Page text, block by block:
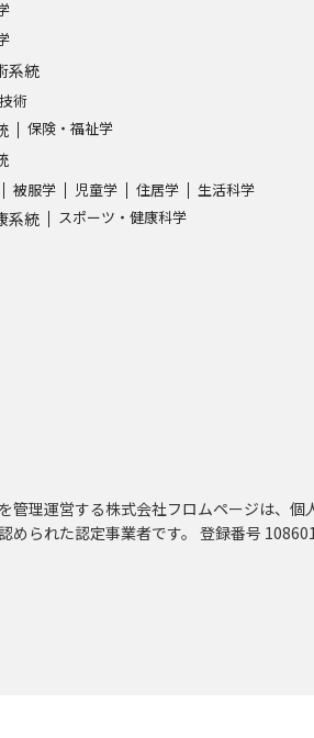
系統
術
保険・福祉学
被服学 児童学 住居学 生活科学
系統 スポーツ・健康科学
管理運営する株式会社フロムページは、
められた認定事業者です。 登録番号